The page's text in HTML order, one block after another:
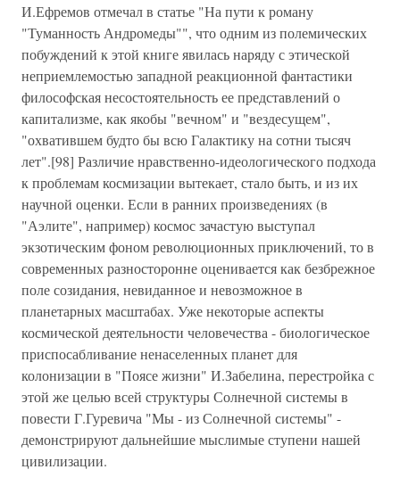
И.Ефремов отмечал в статье "На пути к роману
"Туманность Андромеды"", что одним из полемических
побуждений к этой книге явилась наряду с этической
неприемлемостью западной реакционной фантастики
философская несостоятельность ее представлений о
капитализме, как якобы "вечном" и "вездесущем",
"охватившем будто бы всю Галактику на сотни тысяч
лет".[98] Различие нравственно-идеологического подхода
к проблемам космизации вытекает, стало быть, и из их
научной оценки. Если в ранних произведениях (в
"Аэлите", например) космос зачастую выступал
экзотическим фоном революционных приключений, то в
современных разносторонне оценивается как безбрежное
поле созидания, невиданное и невозможное в
планетарных масштабах. Уже некоторые аспекты
космической деятельности человечества - биологическое
приспосабливание ненаселенных планет для
колонизации в "Поясе жизни" И.Забелина, перестройка с
этой же целью всей структуры Солнечной системы в
повести Г.Гуревича "Мы - из Солнечной системы" -
демонстрируют дальнейшие мыслимые ступени нашей
цивилизации.